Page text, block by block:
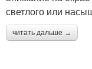
светлого или
читать дальше →